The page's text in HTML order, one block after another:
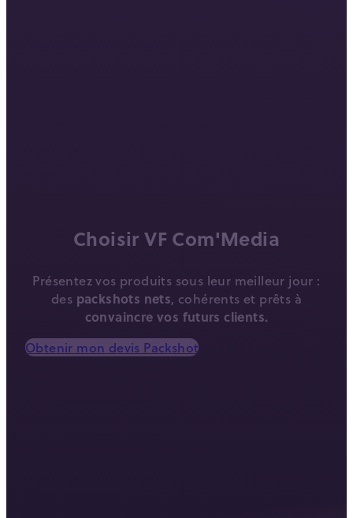
Choisir VF Com'Media
Présentez vos produits sous leur meilleur jour :
des packshots nets, cohérents et prêts à
convaincre vos futurs clients.
Obtenir mon devis Packshot